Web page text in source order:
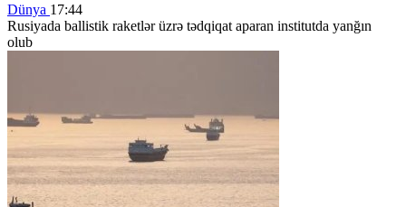
Dünya 17:44
Rusiyada ballistik raketlər üzrə tədqiqat aparan institutda yanğın
olub